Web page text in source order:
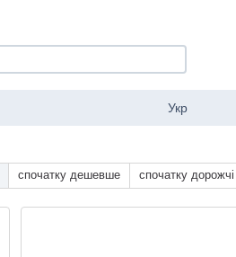
Укр
спочатку дешевше спочатку дорожчі